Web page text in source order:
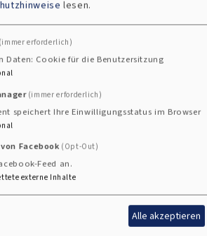
Projekt" der
Gottesdienstprojekten aus
Herz
Überraschung: Pfarrer Dr.
eine poetische und
an Franz von Assisi. Nach
und Begegnungen kehrt
lesen.
(immer erforderlich)
Daten: Cookie für die Benutzersitzung
(immer erforderlich)
speichert Ihre Einwilligungsstatus im Browser
Facebook (Opt-Out)
Feed an.
externe Inhalte
Alle akzeptieren